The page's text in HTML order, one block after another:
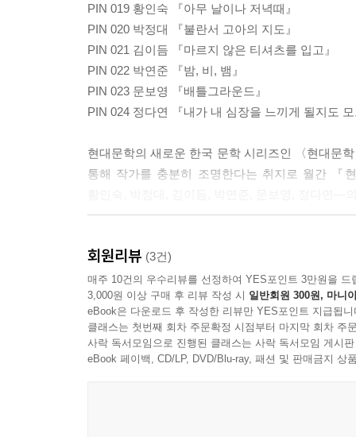
누가 앉을래?
다리는 네 개 매달리는 상념은 스물
앞을 보고 서 있는 사람이 하나
앉을 수 없다
창밖으로 지나가는 곤줄박이
날아가다 힐끗, 나를 보는
슬픔을 쪽지는,
비녀를 키워야지
--- 「의자 열 개가 있는 창가」중에서
투명한 비명, 간지러운 비명, 먼지로 떠도는 비명
PIN 019 황인숙 『아무 날이나 저녁때』
PIN 020 박정대 『불란서 고아의 지도』
PIN 021 김이듬 『마르지 않은 티셔츠를 입고』
PIN 022 박연준 『밤, 비, 뱀』
PIN 023 문보영 『배틀그라운드』
PIN 024 정다연 『내가 내 심장을 느끼게 될지도
현대문학의 새로운 한국 문학 시리즈인 〈현대문
통해 작가를 충분히 조명한다는 취지로 월간 『
컬렉션은 한국 시 문학의 다양한 감수성을 보여
감수성을 확보해온 황인숙과 박정대, 예민한 감
시작한 문보영과 정다연, 그들의 시집이 담긴 핀
모은다.
아티스트와의 컬래버레이션이라는 특색을 갖춰
회원리뷰 (3건)
매주 10건의 우수리뷰를 선정하여 YES포인트 3만원을 드
3,000원 이상 구매 후 리뷰 작성 시 일반회원 300원, 마니
eBook은 다운로드 후 작성한 리뷰만 YES포인트 지급됩니
클래스는 첫번째 회차 주문확정 시점부터 마지막 회차 주
사락 독서모임으로 진행된 클래스는 사락 독서모임 게시
eBook 페이백, CD/LP, DVD/Blu-ray, 패션 및 판매금지 상